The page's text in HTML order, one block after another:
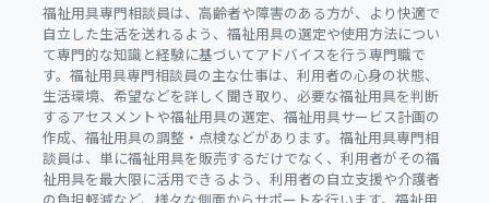
福祉用具専門相談員は、高齢者や障害のある方が、より快適で
自立した生活を送れるよう、福祉用具の選定や使用方法につい
て専門的な知識と経験に基づいてアドバイスを行う専門職で
す。福祉用具専門相談員の主な仕事は、利用者の心身の状態、
生活環境、希望などを詳しく聞き取り、必要な福祉用具を判断
するアセスメントや福祉用具の選定、福祉用具サービス計画の
作成、福祉用具の調整・点検などがあります。福祉用具専門相
談員は、単に福祉用具を販売するだけでなく、利用者がその福
祉用具を最大限に活用できるよう、利用者の自立支援や介護者